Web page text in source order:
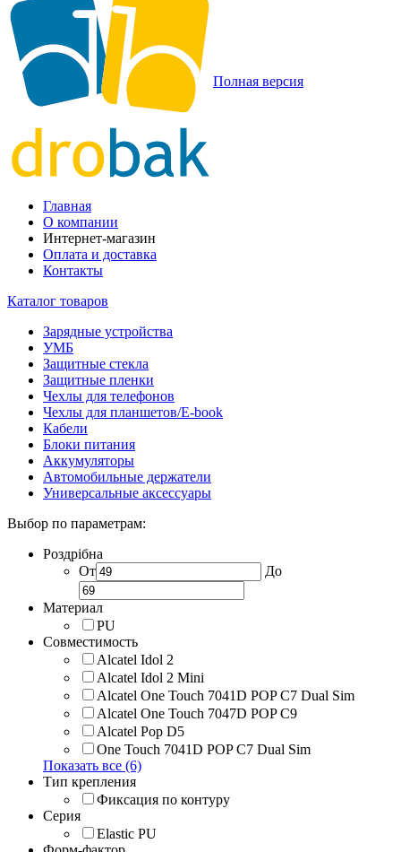
Полная версия
Главная
О компании
Интернет-магазин
Оплата и доставка
Контакты
Каталог товаров
Зарядные устройства
УМБ
Защитные стекла
Защитные пленки
Чехлы для телефонов
Чехлы для планшетов/E-book
Кабели
Блоки питания
Аккумуляторы
Автомобильные держатели
Универсальные аксессуары
Выбор по параметрам:
Роздрібна
От
До
Материал
PU
Совместимость
Alcatel Idol 2
Alcatel Idol 2 Mini
Alcatel One Touch 7041D POP C7 Dual Sim
Alcatel One Touch 7047D POP C9
Alcatel Pop D5
One Touch 7041D POP C7 Dual Sim
Показать все (6)
Тип крепления
Фиксация по контуру
Серия
Elastic PU